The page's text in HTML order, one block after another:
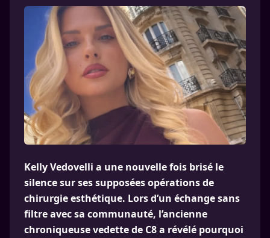
Kelly Vedovelli a une nouvelle fois brisé le
silence sur ses supposées opérations de
chirurgie esthétique. Lors d’un échange sans
filtre avec sa communauté, l’ancienne
chroniqueuse vedette de C8 a révélé pourquoi